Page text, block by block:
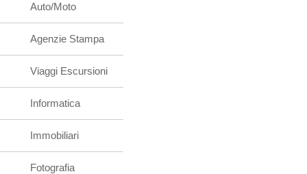
Auto/Moto
Agenzie Stampa
Viaggi Escursioni
Informatica
Immobiliari
Fotografia